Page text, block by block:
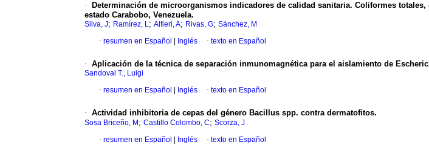
·
Determinación de microorganismos indicadores de calidad sanitaria. Coliformes
estado Carabobo, Venezuela.
Silva, J; Ramírez, L; Alfieri, A; Rivas, G; Sánchez, M
· resumen en Español Inglés · texto en Español
· Aplicación de la técnica de separación inmunomagnética para el aislamiento de
Sandoval T., Luigi
· resumen en Español Inglés · texto en Español
· Actividad inhibitoria de cepas del género Bacillus spp. contra dermatofitos.
Sosa Briceño, M ; Castillo Colombo, C; Scorza, J
· resumen en Español Inglés · texto en Español